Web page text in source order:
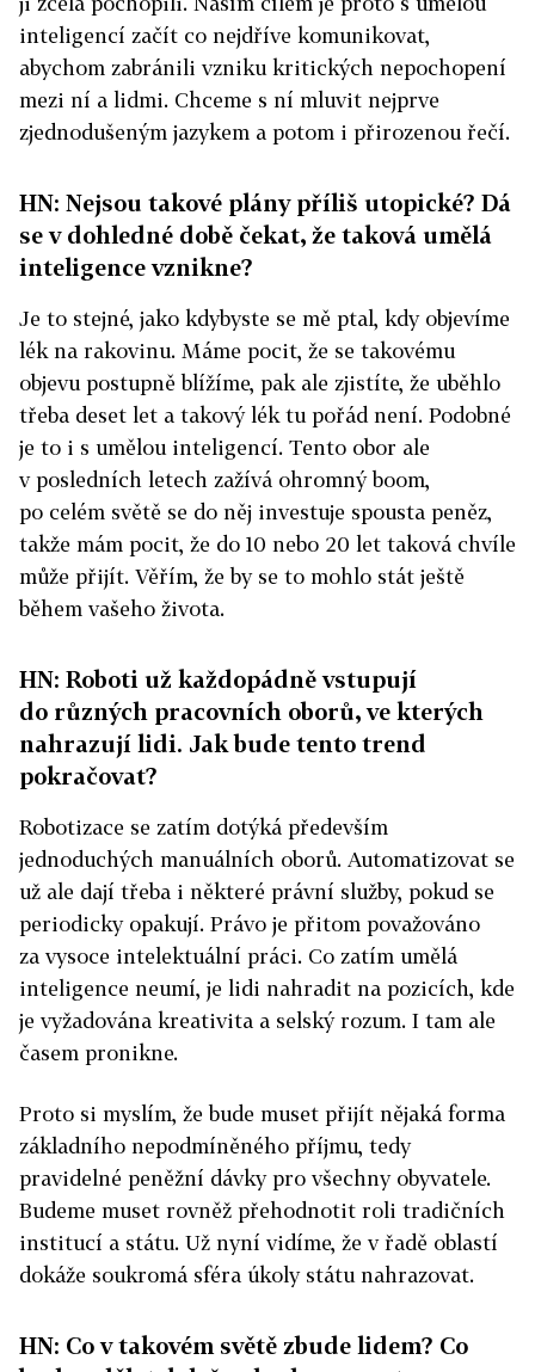
inteligencí začít co nejdříve komunikovat,
abychom zabránili vzniku kritických nepochopení
mezi ní a lidmi. Chceme s ní mluvit nejprve
zjednodušeným jazykem a potom i přirozenou řečí.
HN: Nejsou takové plány příliš utopické? Dá
se v dohledné době čekat, že taková umělá
inteligence vznikne?
Je to stejné, jako kdybyste se mě ptal, kdy objevíme
lék na rakovinu. Máme pocit, že se takovému
objevu postupně blížíme, pak ale zjistíte, že uběhlo
třeba deset let a takový lék tu pořád není. Podobné
je to i s umělou inteligencí. Tento obor ale
v posledních letech zažívá ohromný boom,
po celém světě se do něj investuje spousta peněz,
takže mám pocit, že do 10 nebo 20 let taková chvíle
může přijít. Věřím, že by se to mohlo stát ještě
během vašeho života.
HN: Roboti už každopádně vstupují
do různých pracovních oborů, ve kterých
nahrazují lidi. Jak bude tento trend
pokračovat?
Robotizace se zatím dotýká především
jednoduchých manuálních oborů. Automatizovat se
už ale dají třeba i některé právní služby, pokud se
periodicky opakují. Právo je přitom považováno
za vysoce intelektuální práci. Co zatím umělá
inteligence neumí, je lidi nahradit na pozicích, kde
je vyžadována kreativita a selský rozum. I tam ale
časem pronikne.
Proto si myslím, že bude muset přijít nějaká forma
základního nepodmíněného příjmu, tedy
pravidelné peněžní dávky pro všechny obyvatele.
Budeme muset rovněž přehodnotit roli tradičních
institucí a státu. Už nyní vidíme, že v řadě oblastí
dokáže soukromá sféra úkoly státu nahrazovat.
HN: Co v takovém světě zbude lidem? Co